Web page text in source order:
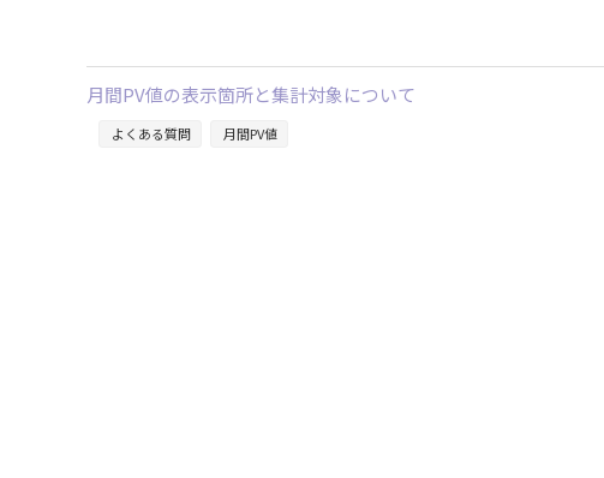
月間PV値の表示箇所と集計対象について
よくある質問 月間PV値